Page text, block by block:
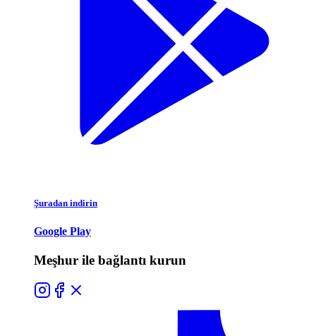
Şuradan indirin
Google Play
Meşhur ile bağlantı kurun